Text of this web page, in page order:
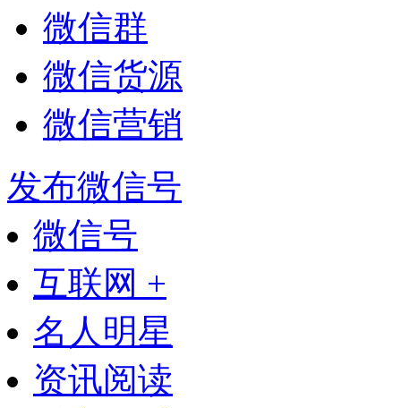
微信群
微信货源
微信营销
发布微信号
微信号
互联网 +
名人明星
资讯阅读